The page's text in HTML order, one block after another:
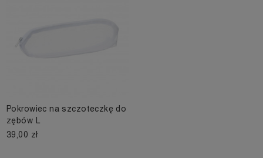
Pokrowiec na szczoteczkę do
zębów L
39,00 zł